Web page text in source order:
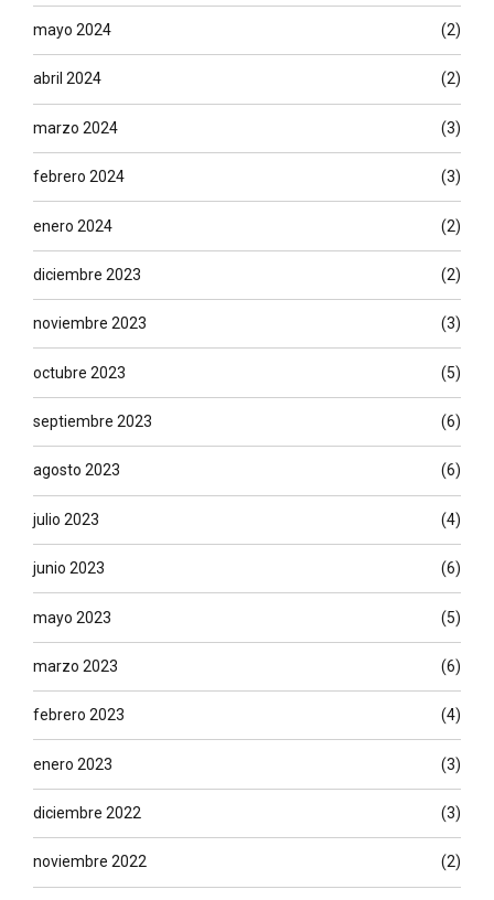
mayo 2024 (2)
abril 2024 (2)
marzo 2024 (3)
febrero 2024 (3)
enero 2024 (2)
diciembre 2023 (2)
noviembre 2023 (3)
octubre 2023 (5)
septiembre 2023 (6)
agosto 2023 (6)
julio 2023 (4)
junio 2023 (6)
mayo 2023 (5)
marzo 2023 (6)
febrero 2023 (4)
enero 2023 (3)
diciembre 2022 (3)
noviembre 2022 (2)